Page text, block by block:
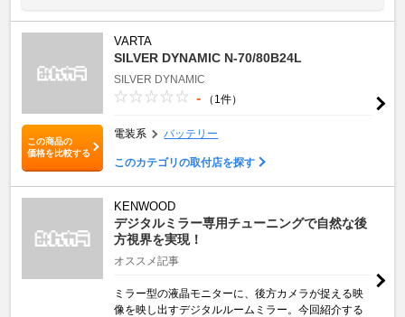
この商品の
価格を比較する
VARTA
SILVER DYNAMIC N-70/80B24L
SILVER DYNAMIC
- （1件）
電装系 バッテリー
このカテゴリの取付店を探す
KENWOOD
デジタルミラー専用チューニングで自然な後
方視界を実現！
オススメ記事
ミラー型の液晶モニターに、後方カメラが捉える映
像を映し出すデジタルルームミラー。今回紹介する